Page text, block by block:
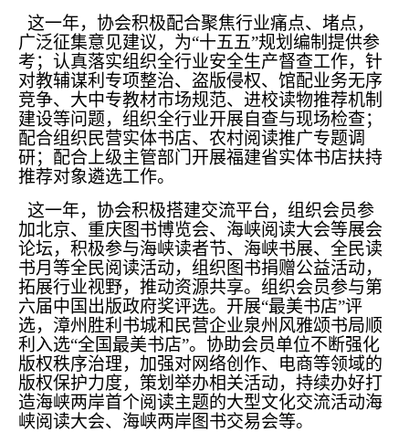
这一年，协会积极配合聚焦行业痛点、堵点，
广泛征集意见建议，为“十五五”规划编制提供参
考；认真落实组织全行业安全生产督查工作，针
对教辅谋利专项整治、盗版侵权、馆配业务无序
竞争、大中专教材市场规范、进校读物推荐机制
建设等问题，组织全行业开展自查与现场检查；
配合组织民营实体书店、农村阅读推广专题调
研；配合上级主管部门开展福建省实体书店扶持
推荐对象遴选工作。
这一年，协会积极搭建交流平台，组织会员参
加北京、重庆图书博览会、海峡阅读大会等展会
论坛，积极参与海峡读者节、海峡书展、全民读
书月等全民阅读活动，组织图书捐赠公益活动，
拓展行业视野，推动资源共享。组织会员参与第
六届中国出版政府奖评选。开展“最美书店”评
选，漳州胜利书城和民营企业泉州风雅颂书局顺
利入选“全国最美书店”。协助会员单位不断强化
版权秩序治理，加强对网络创作、电商等领域的
版权保护力度，策划举办相关活动，持续办好打
造海峡两岸首个阅读主题的大型文化交流活动海
峡阅读大会、海峡两岸图书交易会等。